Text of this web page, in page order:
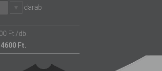
darab
Ft./db.
4600Ft.